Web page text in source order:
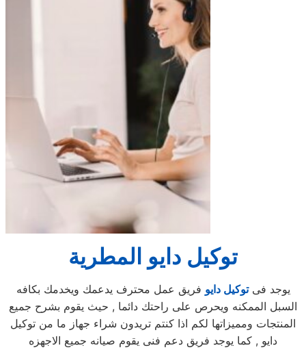
توكيل دايو المطرية
يوجد فىتوكيل دايو فريق عمل محترف يدعمك ويخدمك بكافه
السبل الممكنه ويحرص على راحتك دائما , حيث يقوم بشرح جميع
المنتجات ومميزاتها لكم اذا كنتم تريدون شراء جهاز ما من توكيل
دايو , كما يوجد فريق دعم فنى يقوم صيانه جميع الاجهزه